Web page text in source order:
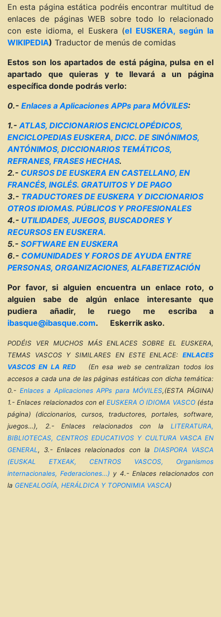
En esta página estática podréis encontrar multitud de
enlaces de páginas WEB sobre todo lo relacionado
con este idioma, el Euskera (el EUSKERA, según la
WIKIPEDIA) Traductor de menús de comidas
Estos son los apartados de está página, pulsa en el
apartado que quieras y te llevará a un página
específica donde podrás verlo:
0.- Enlaces a Aplicaciones APPs para MÓVILES:
1.-ATLAS, DICCIONARIOS ENCICLOPÉDICOS,
ENCICLOPEDIAS EUSKERA, DICC. DE SINÓNIMOS,
ANTÓNIMOS, DICCIONARIOS TEMÁTICOS,
REFRANES, FRASES HECHAS.
2.- CURSOS DE EUSKERA EN CASTELLANO, EN
FRANCÉS, INGLÉS. GRATUITOS Y DE PAGO
3.- TRADUCTORES DE EUSKERA Y DICCIONARIOS
OTROS IDIOMAS. PÚBLICOS Y PROFESIONALES
4.- UTILIDADES, JUEGOS, BUSCADORES Y
RECURSOS EN EUSKERA.
5.- SOFTWARE EN EUSKERA
6.- COMUNIDADES Y FOROS DE AYUDA ENTRE
PERSONAS, ORGANIZACIONES, ALFABETIZACIÓN
Por favor, si alguien encuentra un enlace roto, o
alguien sabe de algún enlace interesante que
pudiera añadir, le ruego me escriba a
ibasque@ibasque.com. Eskerrik asko.
PODÉIS VER MUCHOS MÁS ENLACES SOBRE EL EUSKERA,
TEMAS VASCOS Y SIMILARES EN ESTE ENLACE: ENLACES
VASCOS EN LA RED
(En esa web se centralizan todos los
accesos a cada una de las páginas estáticas con dicha temática:
0.- Enlaces a Aplicaciones APPs para MÓVILES,(ESTA PÁGINA)
1.- Enlaces relacionados con el EUSKERA O IDIOMA VASCO(ésta
página) (diccionarios, cursos, traductores, portales, software,
juegos…), 2.- Enlaces relacionados con la LITERATURA,
BIBLIOTECAS, CENTROS EDUCATIVOS Y CULTURA VASCA EN
GENERAL , 3.- Enlaces relacionados con la DIASPORA VASCA
(EUSKAL ETXEAK, CENTROS VASCOS, Organismos
internacionales, Federaciones…) y 4.- Enlaces relacionados con
la GENEALOGÍA, HERÁLDICA Y TOPONIMIA VASCA)